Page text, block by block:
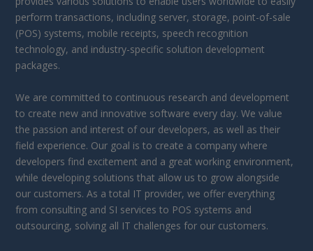
perform transactions, including server, storage, point-of-sale
(POS) systems, mobile receipts, speech recognition
technology, and industry-specific solution development
packages.
We are committed to continuous research and development
to create new and innovative software every day. We value
the passion and interest of our developers, as well as their
field experience. Our goal is to create a company where
developers find excitement and a great working environment,
while developing solutions that allow us to grow alongside
our customers. As a total IT provider, we offer everything
from consulting and SI services to POS systems and
outsourcing, solving all IT challenges for our customers.